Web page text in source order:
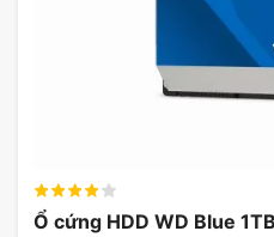
Ổ cứng HDD WD Blue